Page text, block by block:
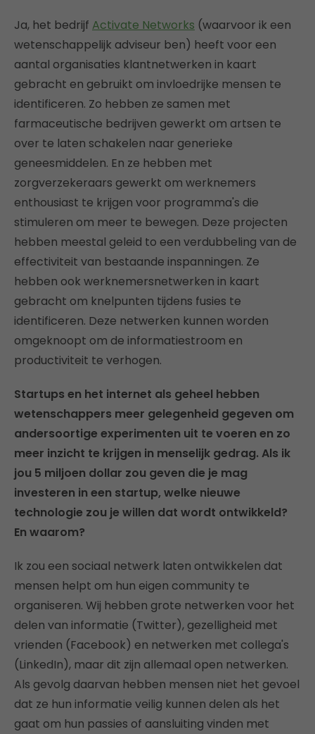
Ja, het bedrijf Activate Networks (waarvoor ik een
wetenschappelijk adviseur ben) heeft voor een
aantal organisaties klantnetwerken in kaart
gebracht en gebruikt om invloedrijke mensen te
identificeren. Zo hebben ze samen met
farmaceutische bedrijven gewerkt om artsen te
over te laten schakelen naar generieke
geneesmiddelen. En ze hebben met
zorgverzekeraars gewerkt om werknemers
enthousiast te krijgen voor programma's die
stimuleren om meer te bewegen. Deze projecten
hebben meestal geleid to een verdubbeling van de
effectiviteit van bestaande inspanningen. Ze
hebben ook werknemersnetwerken in kaart
gebracht om knelpunten tijdens fusies te
identificeren. Deze netwerken kunnen worden
omgeknoopt om de informatiestroom en
productiviteit te verhogen.
Startups en het internet als geheel hebben
wetenschappers meer gelegenheid gegeven om
andersoortige experimenten uit te voeren en zo
meer inzicht te krijgen in menselijk gedrag. Als ik
jou 5 miljoen dollar zou geven die je mag
investeren in een startup, welke nieuwe
technologie zou je willen dat wordt ontwikkeld?
En waarom?
Ik zou een sociaal netwerk laten ontwikkelen dat
mensen helpt om hun eigen community te
organiseren. Wij hebben grote netwerken voor het
delen van informatie (Twitter), gezelligheid met
vrienden (Facebook) en netwerken met collega's
(LinkedIn), maar dit zijn allemaal open netwerken.
Als gevolg daarvan hebben mensen niet het gevoel
dat ze hun informatie veilig kunnen delen als het
gaat om hun passies of aansluiting vinden met